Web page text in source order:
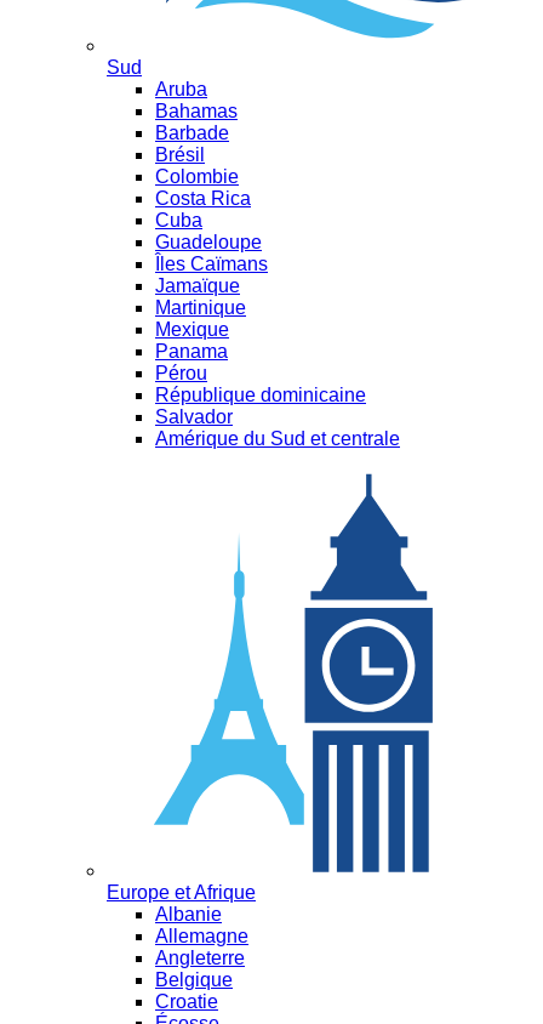
Sud
Aruba
Bahamas
Barbade
Brésil
Colombie
Costa Rica
Cuba
Guadeloupe
Îles Caïmans
Jamaïque
Martinique
Mexique
Panama
Pérou
République dominicaine
Salvador
Amérique du Sud et centrale
Europe et Afrique
Albanie
Allemagne
Angleterre
Belgique
Croatie